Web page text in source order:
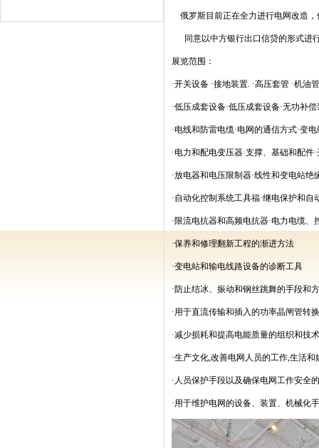
俄罗斯目前正在全力进行电网改造
同意以中方银行出口信贷的形式进
展览范围：
·开关设备 ·接地装置. ·高压套管 ·机油
·低压成套设备·低压成套设备·无功补
·电线和防雷电缆·电网的通信方式·变
·电力和配电变压器·支撑、基础和配件
·放电器和电压限制器·线性和变电站绝
·自动化控制系统工具福·继电保护和自
·限流电抗器和高频电抗器·电力电缆、
·保养和修理翻新工程的渐进方法
·变电站和输电线路设备的诊断工具
·防止结冰、振动和钢丝跳舞的手段和
·用于直流传输和插入的功率晶闸管转
·减少损耗和提高电能质量的组织和技
·生产文化,改善电网人员的工作,生活和
·人员保护手段以及确保电网工作安全
·用于维护电网的设备、装置、机械化